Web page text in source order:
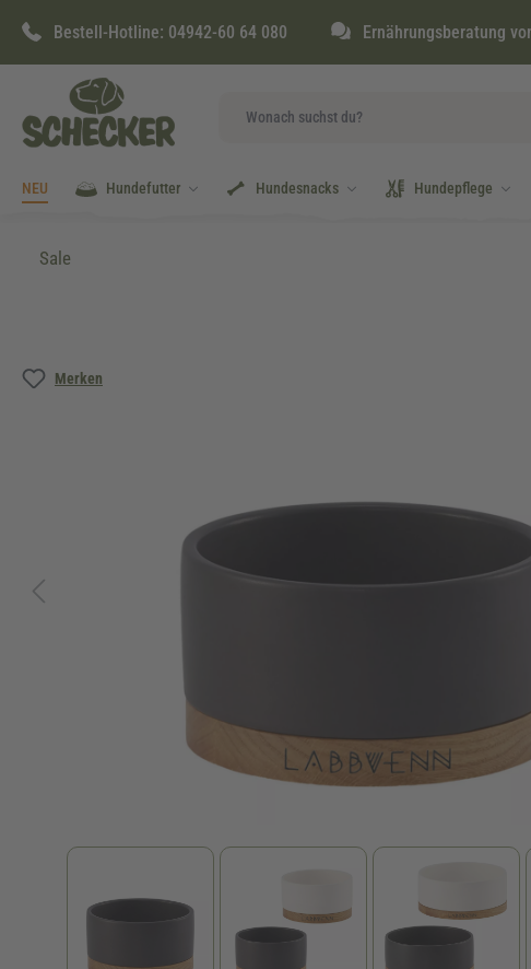
Zur Hauptnavigation springen
Bestell-Hotline: 04942-60 64 080 Ernährungsberatung
NEU Hundefutter Hundesnacks Hundepflege
Sale
Merken
Bildergalerie überspringen